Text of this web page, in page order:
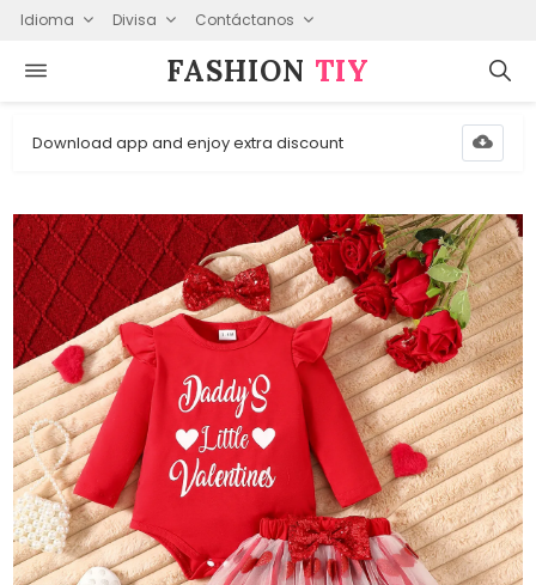
Idioma Divisa Contáctanos
FASHION⁠ TIY
Download app and enjoy extra discount